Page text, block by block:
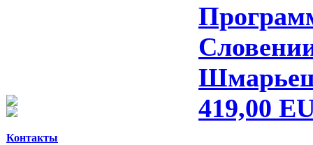
Контакты
419,00